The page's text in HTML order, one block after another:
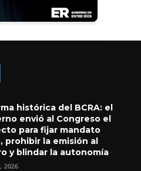
histórica del BCRA: el
envió al Congreso el
para fijar mandato
prohibir la emisión al
y blindar la autonomía
2026